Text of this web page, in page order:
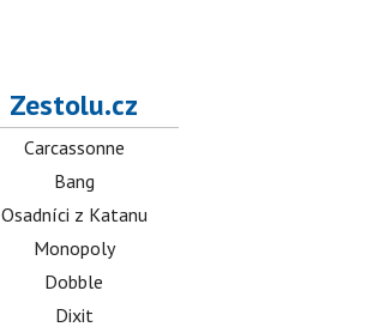
Zestolu.cz
Carcassonne
Bang
Osadníci z Katanu
Monopoly
Dobble
Dixit